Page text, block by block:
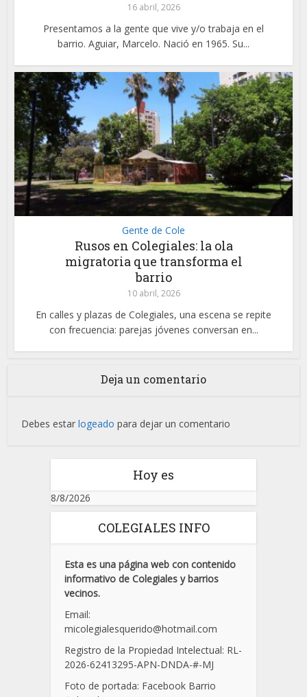
16 abril, 2026
Presentamos a la gente que vive y/o trabaja en el
barrio. Aguiar, Marcelo. Nació en 1965. Su...
Gente de Cole
Rusos en Colegiales: la ola
migratoria que transforma el
barrio
10 abril, 2026
En calles y plazas de Colegiales, una escena se repite
con frecuencia: parejas jóvenes conversan en...
Deja un comentario
Debes estarlogeado para dejar un comentario
Hoy es
8/8/2026
COLEGIALES INFO
Esta es una página web con contenido
informativo de Colegiales y barrios
vecinos.
Email:
micolegialesquerido@hotmail.com
Registro de la Propiedad Intelectual: RL-
2026-62413295-APN-DNDA-#-MJ
Foto de portada: Facebook Barrio